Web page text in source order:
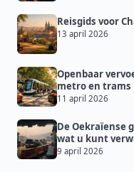
Reisgids voor
13 april 2026
Openbaar
metro en trams
11 april 2026
De Oekraïense
wat u kunt
9 april 2026